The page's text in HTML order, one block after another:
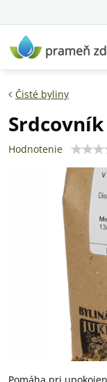
Čisté byliny
Hodnotenie